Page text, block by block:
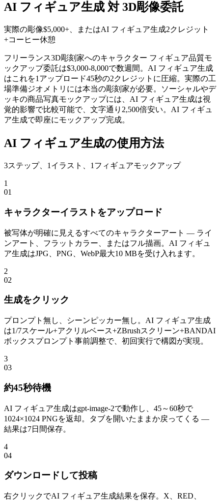
AI フィギュア生成 対 3D彫像委託
実際の彫像$5,000+、またはAI フィギュア生成2クレジット
+コーヒー休憩
フリーランス3D彫刻家へのキャラクター フィギュア品質モ
ックアップ委託は$3,000-8,000で数週間。AI フィギュア生成
はこれを1アップロード45秒の2クレジットに圧縮。実際の工
場準備ジオメトリには本当の彫刻家が必要。ソーシャルやデ
ッキの商品写真モックアップには、AI フィギュア生成は視
覚的影響で比較可能で、文字通り2,500倍安い。AI フィギュ
ア生成で即座にモックアップ完成。
AI フィギュア生成の使用方法
3ステップ、1イラスト、1フィギュアモックアップ
1
01
キャラクターイラストをアップロード
被写体が明確に見えるすべてのキャラクターアート — ライ
ンアート、フラットカラー、またはフル描画。AI フィギュ
ア生成はJPG、PNG、WebP最大10 MBを受け入れます。
2
02
生成をクリック
プロンプト無し、シーンピッカー無し。AI フィギュア生成
は1/7スケール+アクリルベース+ZBrushスクリーン+BANDAI
ボックスプロンプト事前調整で、初回実行で構図が実現。
3
03
約45秒待機
AI フィギュア生成はgpt-image-2で動作し、45～60秒で
1024×1024 PNGを返却。タブを開いたままか戻ってくる —
結果は7日間保存。
4
04
ダウンロードして投稿
右クリックでAI フィギュア生成結果を保存。X、RED、